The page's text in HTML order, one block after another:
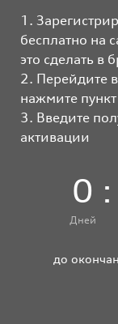
1.
бесплатно на
это сделать в
2. Перейдите
нажмите
3. Введите
активации
0
Дней
:
до